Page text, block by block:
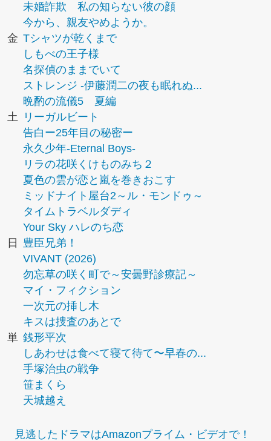
未婚詐欺 私の知らない彼の顔
今から、親友やめようか。
金 Tシャツが乾くまで
しもべの王子様
名探偵のままでいて
ストレンジ -伊藤潤二の夜も眠れぬ...
晩酌の流儀5 夏編
土
リーガルビート
告白ー25年目の秘密ー
永久少年-Eternal Boys-
リラの花咲くけものみち２
夏色の雲が恋と嵐を巻きおこす
ミッドナイト屋台2～ル・モンドゥ～
タイムトラベルダディ
Your Sky ハレのち恋
日
豊臣兄弟！
VIVANT (2026)
勿忘草の咲く町で～安曇野診療記～
マイ・フィクション
一次元の挿し木
キスは捜査のあとで
単 銭形平次
しあわせは食べて寝て待て〜早春の...
手塚治虫の戦争
笹まくら
天城越え
見逃したドラマはAmazonプライム・ビデオで！